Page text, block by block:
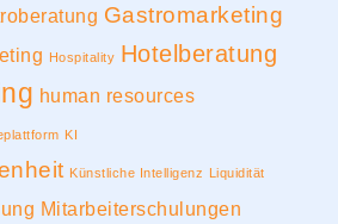
Gastromarketing
Hospitality Hotelberatung
human resources
KI
Künstliche Intelligenz Liquidität
Mitarbeiterschulungen